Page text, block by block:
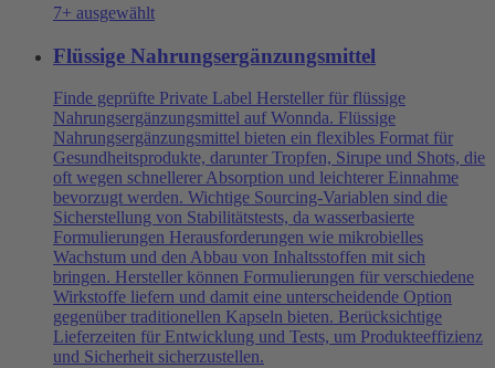
7+ ausgewählt
Flüssige Nahrungsergänzungsmittel
Finde geprüfte Private Label Hersteller für flüssige
Nahrungsergänzungsmittel auf Wonnda. Flüssige
Nahrungsergänzungsmittel bieten ein flexibles Format für
Gesundheitsprodukte, darunter Tropfen, Sirupe und Shots, die
oft wegen schnellerer Absorption und leichterer Einnahme
bevorzugt werden. Wichtige Sourcing-Variablen sind die
Sicherstellung von Stabilitätstests, da wasserbasierte
Formulierungen Herausforderungen wie mikrobielles
Wachstum und den Abbau von Inhaltsstoffen mit sich
bringen. Hersteller können Formulierungen für verschiedene
Wirkstoffe liefern und damit eine unterscheidende Option
gegenüber traditionellen Kapseln bieten. Berücksichtige
Lieferzeiten für Entwicklung und Tests, um Produkteeffizienz
und Sicherheit sicherzustellen.